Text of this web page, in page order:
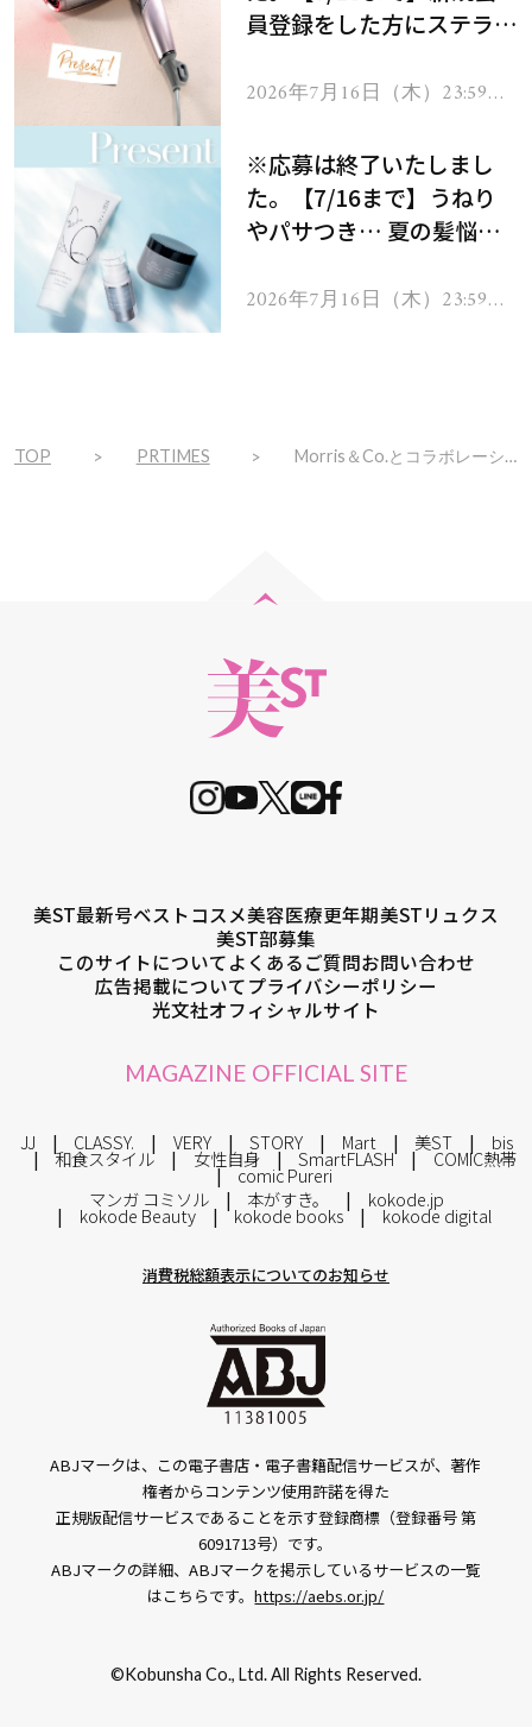
員登録をした方にステラボ
ヘアドライヤー ジュエル
2026年7月16日（木）23:59ま
※応募は終了いたしまし
た。【7/16まで】うねり
やパサつき… 夏の髪悩み
ムを13名様にプレゼン
2026年7月16日（木）23:59ま
TOP PRTIMES Morris＆Co.とコラボレーションしたクリスマスコレクションを限定発売
美ST最新号ベストコスメ美容医療更年期美STリュクス
美ST部募集
このサイトについてよくあるご質問お問い合わせ
広告掲載についてプライバシーポリシー
光文社オフィシャルサイト
MAGAZINE OFFICIAL SITE
JJ CLASSY. VERY STORY Mart 美ST bis
和食スタイル 女性自身 SmartFLASH COMIC熱帯
comic Pureri
マンガ コミソル
本がすき。 kokode.jp
kokode Beauty kokode books kokode digital
消費税総額表示についてのお知らせ
ABJマークは、この電子書店・電子書籍配信サービスが、著作
権者からコンテンツ使用許諾を得た
正規版配信サービスであることを示す登録商標（登録番号 第
6091713号）です。
ABJマークの詳細、ABJマークを掲示しているサービスの一覧
はこちらです。https://aebs.or.jp/
©Kobunsha Co., Ltd. All Rights Reserved.